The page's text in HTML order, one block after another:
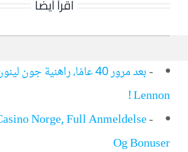
اقرأ أيضا
-
Lennon !
-
Norge, Full Anmeldelse
Og Bonuser